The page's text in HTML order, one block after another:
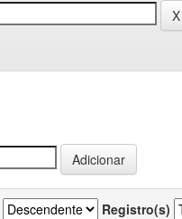
Registro(s)